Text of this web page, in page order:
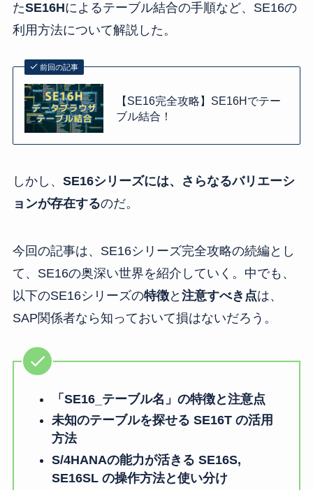
たSE16Hによるテーブル結合の手順など、SE16の
利用方法について解説した。
前回の記事
【SE16完全攻略】SE16Hでテー
ブル結合！
しかし、 SE16シリーズには、さらなるバリエーシ
ョンが存在するのだ。
今回の記事は、SE16シリーズ完全攻略の続編とし
て、SE16の奥深い世界を紹介していく。中でも、
以下のSE16シリーズの特徴と 注意すべき点は、
SAP関係者なら知っておいて損はないだろう。
「SE16_テーブル名」の特徴と注意点
未知のテーブルを探せる SE16T の活用
方法
S/4HANAの能力が活きる SE16S,
SE16SL の操作方法と使い分け